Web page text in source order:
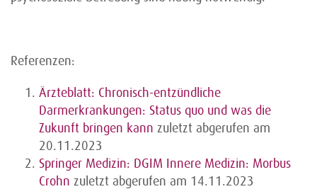
Referenzen:
Ärzteblatt: Chronisch-entzündliche
Darmerkrankungen: Status quo und was die
Zukunft bringen kann zuletzt abgerufen am
20.11.2023
Springer Medizin: DGIM Innere Medizin: Morbus
Crohn zuletzt abgerufen am 14.11.2023